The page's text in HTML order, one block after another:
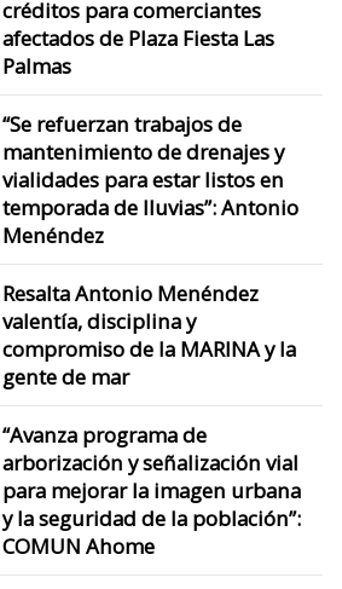
créditos para comerciantes
afectados de Plaza Fiesta Las
Palmas
“Se refuerzan trabajos de
mantenimiento de drenajes y
vialidades para estar listos en
temporada de lluvias”: Antonio
Menéndez
Resalta Antonio Menéndez
valentía, disciplina y
compromiso de la MARINA y la
gente de mar
“Avanza programa de
arborización y señalización vial
para mejorar la imagen urbana
y la seguridad de la población”:
COMUN Ahome